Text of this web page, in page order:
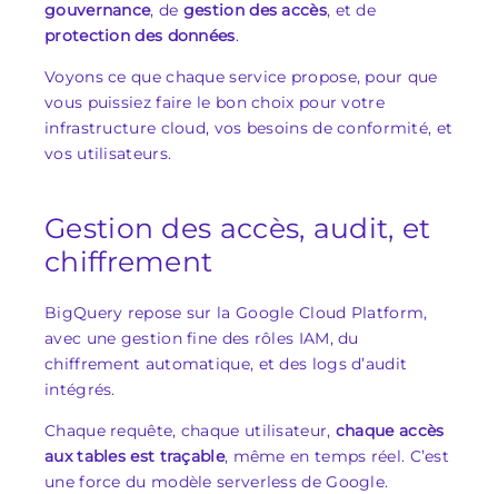
gouvernance, de gestion des accès, et de
protection des données.
Voyons ce que chaque service propose, pour que
vous puissiez faire le bon choix pour votre
infrastructure cloud, vos besoins de conformité, et
vos utilisateurs.
Gestion des accès, audit, et
chiffrement
BigQuery repose sur la Google Cloud Platform,
avec une gestion fine des rôles IAM, du
chiffrement automatique, et des logs d’audit
intégrés.
Chaque requête, chaque utilisateur, chaque accès
aux tables est traçable, même en temps réel. C’est
une force du modèle serverless de Google.